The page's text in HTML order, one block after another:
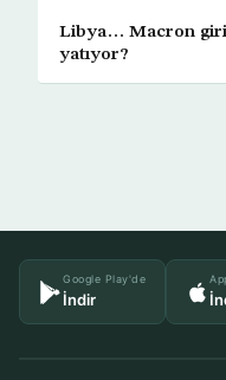
Libya… Macron
yatıyor?
Google Play'de
İndir